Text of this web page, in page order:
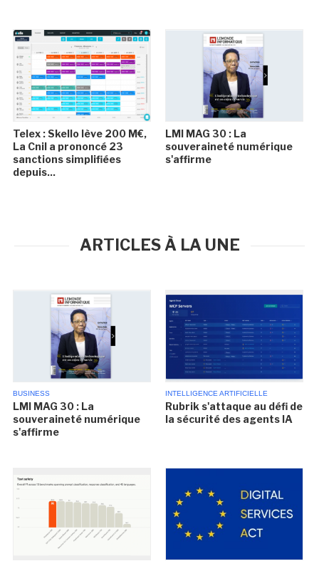
Telex : Skello lève 200 M€,
La Cnil a prononcé 23
sanctions simplifiées
depuis...
LMI MAG 30 : La
souveraineté numérique
s'affirme
ARTICLES À LA UNE
BUSINESS
LMI MAG 30 : La
souveraineté numérique
s'affirme
INTELLIGENCE ARTIFICIELLE
Rubrik s'attaque au défi de
la sécurité des agents IA